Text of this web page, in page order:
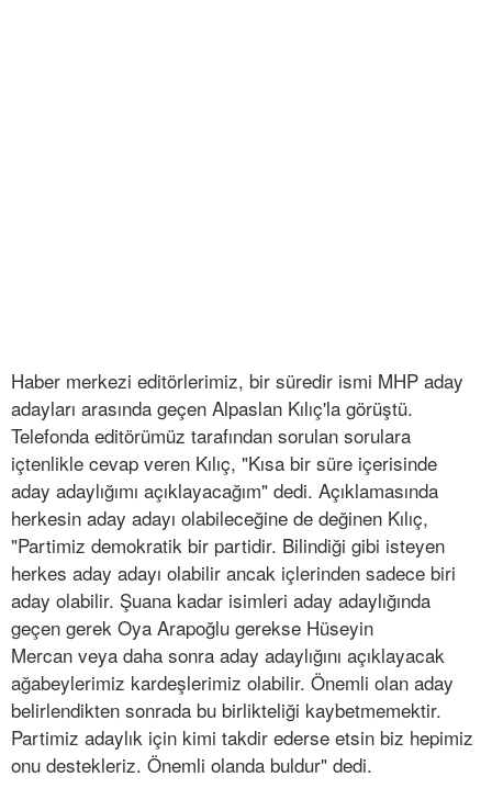
Haber merkezi editörlerimiz, bir süredir ismi MHP aday
adayları arasında geçen Alpaslan Kılıç'la görüştü.
Telefonda editörümüz tarafından sorulan sorulara
içtenlikle cevap veren Kılıç, "Kısa bir süre içerisinde
aday adaylığımı açıklayacağım" dedi. Açıklamasında
herkesin aday adayı olabileceğine de değinen Kılıç,
"Partimiz demokratik bir partidir. Bilindiği gibi isteyen
herkes aday adayı olabilir ancak içlerinden sadece biri
aday olabilir. Şuana kadar isimleri aday adaylığında
geçen gerek Oya Arapoğlu gerekse Hüseyin
Mercan veya daha sonra aday adaylığını açıklayacak
ağabeylerimiz kardeşlerimiz olabilir. Önemli olan aday
belirlendikten sonrada bu birlikteliği kaybetmemektir.
Partimiz adaylık için kimi takdir ederse etsin biz hepimiz
onu destekleriz. Önemli olanda buldur" dedi.